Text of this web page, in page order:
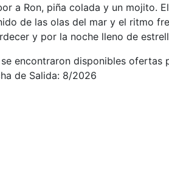
a Ron, piña colada y un mojito.
de las olas del mar y el ritmo
y por la noche lleno de
encontraron disponibles ofertas
de Salida: 8/2026